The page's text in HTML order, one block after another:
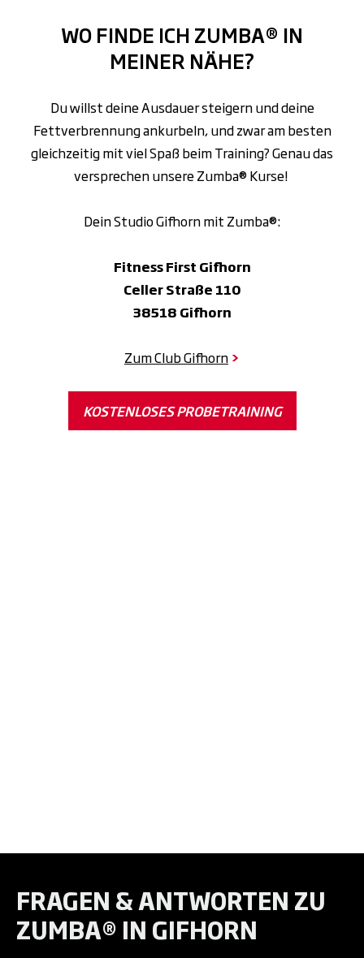
WO FINDE ICH ZUMBA® IN
MEINER NÄHE?
Du willst deine Ausdauer steigern und deine
Fettverbrennung ankurbeln, und zwar am besten
gleichzeitig mit viel Spaß beim Training? Genau das
versprechen unsere Zumba® Kurse!
Dein Studio Gifhorn mit Zumba®:
Fitness First Gifhorn
Celler Straße 110
38518 Gifhorn
Zum Club Gifhorn >
KOSTENLOSES PROBETRAINING
FRAGEN & ANTWORTEN ZU
ZUMBA® IN GIFHORN